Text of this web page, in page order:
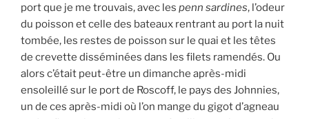
port que je me trouvais, avec les penn sardines, l’odeur
du poisson et celle des bateaux rentrant au port la nuit
tombée, les restes de poisson sur le quai et les têtes
de crevette disséminées dans les filets ramendés. Ou
alors c’était peut-être un dimanche après-midi
ensoleillé sur le port de Roscoff, le pays des Johnnies,
un de ces après-midi où l’on mange du gigot d’agneau